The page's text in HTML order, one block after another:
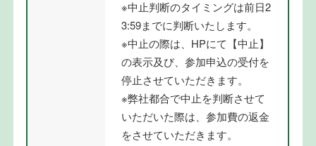
※中止判断のタイミングは前日2
3:59までに判断いたします。
※中止の際は、HPにて【中止】
の表示及び、参加申込の受付を
停止させていただきます。
※弊社都合で中止を判断させて
いただいた際は、参加費の返金
をさせていただきます。